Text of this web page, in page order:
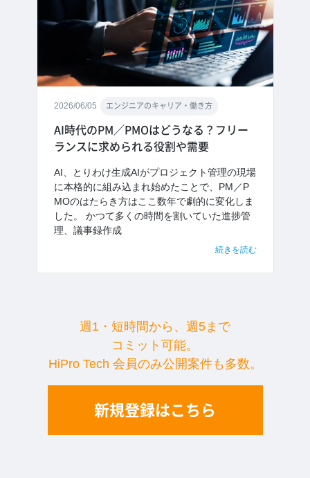
2026/06/05 エンジニアのキャリア・働き方
AI時代のPM／PMOはどうなる？フリー
ランスに求められる役割や需要
AI、とりわけ生成AIがプロジェクト管理の現場
に本格的に組み込まれ始めたことで、PM／P
MOのはたらき方はここ数年で劇的に変化しま
した。 かつて多くの時間を割いていた進捗管
理、議事録作成
続きを読む
週1・短時間から、週5まで
コミット可能。
HiPro Tech 会員のみ公開案件も多数。
新規登録はこちら